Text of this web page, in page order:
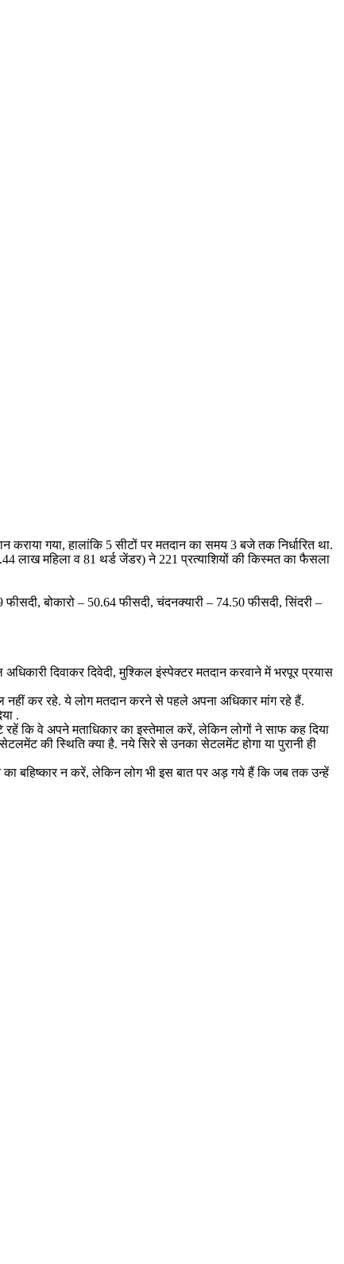
गया, हालांकि 5 सीटों पर मतदान का समय 3 बजे तक निर्धारित था.
लाख महिला व 81 थर्ड जेंडर) ने 221 प्रत्याशियों की किस्मत का फैसला
बोकारो – 50.64 फीसदी, चंदनक्यारी – 74.50 फीसदी, सिंदरी –
दिवाकर दिवेदी, मुश्किल इंस्पेक्टर मतदान करवाने में भरपूर प्रयास
नहीं कर रहे. ये लोग मतदान करने से पहले अपना अधिकार मांग रहे हैं.
.
रहें कि वे अपने मताधिकार का इस्तेमाल करें, लेकिन लोगों ने साफ कह दिया
की स्थिति क्या है. नये सिरे से उनका सेटलमेंट होगा या पुरानी ही
का बहिष्कार न करें, लेकिन लोग भी इस बात पर अड़ गये हैं कि जब तक उन्हें